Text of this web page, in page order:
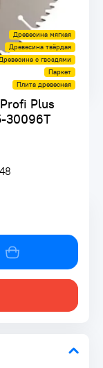
Plus
30096Т
Древесина мягкая
Древесина твёрдая
с гвоздями
Паркет
Плита древесная